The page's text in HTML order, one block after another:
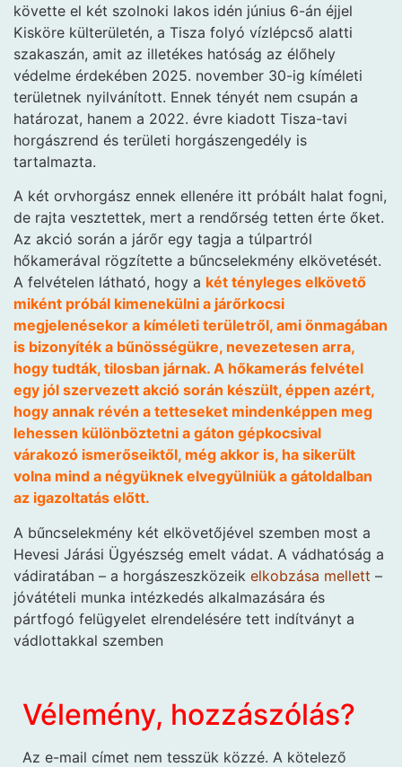
követte el két szolnoki lakos idén június 6-án éjjel
Kisköre külterületén, a Tisza folyó vízlépcső alatti
szakaszán, amit az illetékes hatóság az élőhely
védelme érdekében 2025. november 30-ig kíméleti
területnek nyilvánított. Ennek tényét nem csupán a
határozat, hanem a 2022. évre kiadott Tisza-tavi
horgászrend és területi horgászengedély is
tartalmazta.
A két orvhorgász ennek ellenére itt próbált halat fogni,
de rajta vesztettek, mert a rendőrség tetten érte őket.
Az akció során a járőr egy tagja a túlpartról
hőkamerával rögzítette a bűncselekmény elkövetését.
A felvételen látható, hogy a két tényleges elkövető
miként próbál kimenekülni a járőrkocsi
megjelenésekor a kíméleti területről, ami önmagában
is bizonyíték a bűnösségükre, nevezetesen arra,
hogy tudták, tilosban járnak. A hőkamerás felvétel
egy jól szervezett akció során készült, éppen azért,
hogy annak révén a tetteseket mindenképpen meg
lehessen különböztetni a gáton gépkocsival
várakozó ismerőseiktől, még akkor is, ha sikerült
volna mind a négyüknek elvegyülniük a gátoldalban
az igazoltatás előtt.
A bűncselekmény két elkövetőjével szemben most a
Hevesi Járási Ügyészség emelt vádat. A vádhatóság a
vádiratában – a horgászeszközeik elkobzása mellett –
jóvátételi munka intézkedés alkalmazására és
pártfogó felügyelet elrendelésére tett indítványt a
vádlottakkal szemben
Vélemény, hozzászólás?
Az e-mail címet nem tesszük közzé. A kötelező